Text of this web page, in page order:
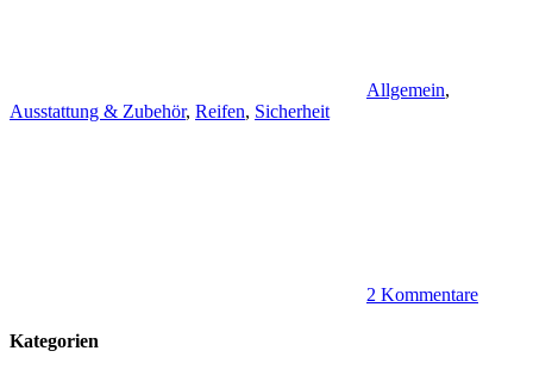
Allgemein,
Ausstattung & Zubehör, Reifen, Sicherheit
2 Kommentare
Kategorien